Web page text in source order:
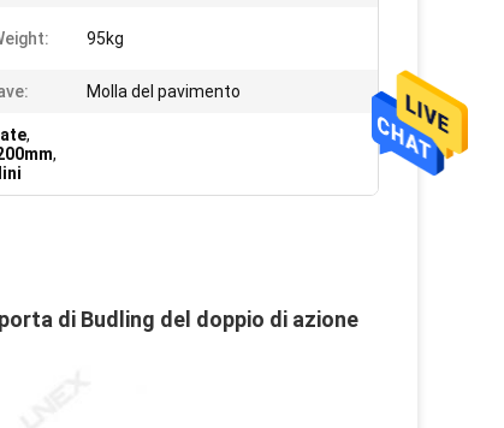
95kg
Molla del pavimento
,
,
di Budling del doppio di azione